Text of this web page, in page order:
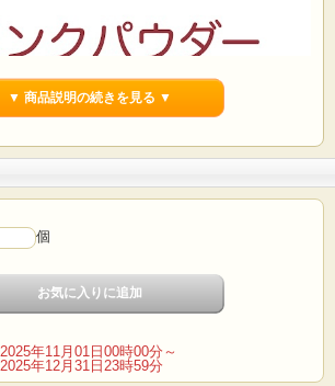
▼ 商品説明の続きを見る ▼
個
2025年11月01日00時00分～
2025年12月31日23時59分